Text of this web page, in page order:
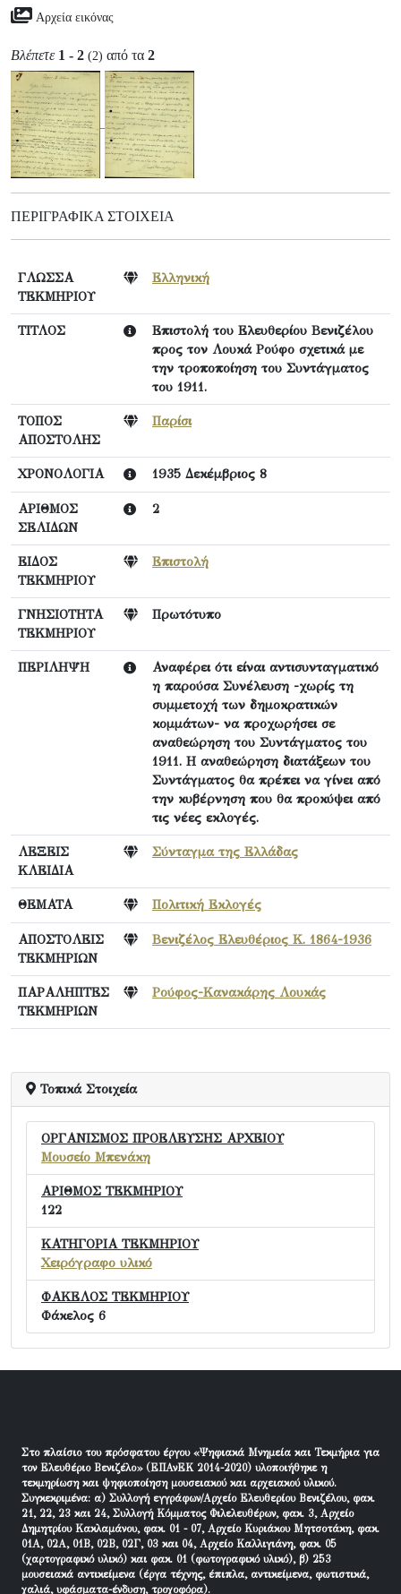
Αρχεία εικόνας
Βλέπετε 1 - 2 (2) από τα 2
ΠΕΡΙΓΡΑΦΙΚΆ ΣΤΟΙΧΕΊΑ
ΓΛΩΣΣΑ
ΤΕΚΜΗΡΙΟΥ
Ελληνική
ΤΙΤΛΟΣ
Επιστολή του Ελευθερίου Βενιζέλου
προς τον Λουκά Ρούφο σχετικά με
την τροποποίηση του Συντάγματος
του 1911.
ΤΟΠΟΣ
ΑΠΟΣΤΟΛΗΣ
Παρίσι
ΧΡΟΝΟΛΟΓΙΑ 1935 Δεκέμβριος 8
ΑΡΙΘΜΟΣ
ΣΕΛΙΔΩΝ
2
ΕΙΔΟΣ
ΤΕΚΜΗΡΙΟΥ
Επιστολή
ΓΝΗΣΙΟΤΗΤΑ
ΤΕΚΜΗΡΙΟΥ
Πρωτότυπο
ΠΕΡΙΛΗΨΗ
Αναφέρει ότι είναι αντισυνταγματικό
η παρούσα Συνέλευση -χωρίς τη
συμμετοχή των δημοκρατικών
κομμάτων- να προχωρήσει σε
αναθεώρηση του Συντάγματος του
1911. Η αναθεώρηση διατάξεων του
Συντάγματος θα πρέπει να γίνει από
την κυβέρνηση που θα προκύψει από
τις νέες εκλογές.
ΛΕΞΕΙΣ
ΚΛΕΙΔΙΑ
Σύνταγμα της Ελλάδας
ΘΕΜΑΤΑ Πολιτική Εκλογές
ΑΠΟΣΤΟΛΕΙΣ
ΤΕΚΜΗΡΙΩΝ
Βενιζέλος Ελευθέριος Κ. 1864-1936
ΠΑΡΑΛΗΠΤΕΣ
ΤΕΚΜΗΡΙΩΝ
Ρούφος-Κανακάρης Λουκάς
Τοπικά Στοιχεία
ΟΡΓΑΝΙΣΜΟΣ ΠΡΟΕΛΕΥΣΗΣ ΑΡΧΕΙΟΥ
Μουσείο Μπενάκη
ΑΡΙΘΜΟΣ ΤΕΚΜΗΡΙΟΥ
122
ΚΑΤΗΓΟΡΙΑ ΤΕΚΜΗΡΙΟΥ
Χειρόγραφο υλικό
ΦΑΚΕΛΟΣ ΤΕΚΜΗΡΙΟΥ
Φάκελος 6
Στο πλαίσιο του πρόσφατου έργου «Ψηφιακά Μνημεία και Τεκμήρια για
τον Ελευθέριο Βενιζέλο» (ΕΠΑνΕΚ 2014-2020) υλοποιήθηκε η
τεκμηρίωση και ψηφιοποίηση μουσειακού και αρχειακού υλικού.
Συγκεκριμένα: α) Συλλογή εγγράφων/Αρχείο Ελευθερίου Βενιζέλου, φακ.
21, 22, 23 και 24, Συλλογή Κόμματος Φιλελευθέρων, φακ. 3, Αρχείο
Δημητρίου Κακλαμάνου, φακ. 01 - 07, Αρχείο Κυριάκου Μητσοτάκη, φακ.
01Α, 02Α, 01Β, 02Β, 02Γ, 03 και 04, Αρχείο Καλλιγιάνη, φακ. 05
(χαρτογραφικό υλικό) και φακ. 01 (φωτογραφικό υλικό), β) 253
μουσειακά αντικείμενα (έργα τέχνης, έπιπλα, αντικείμενα, φωτιστικά,
χαλιά, υφάσματα-ένδυση, τροχοφόρα).